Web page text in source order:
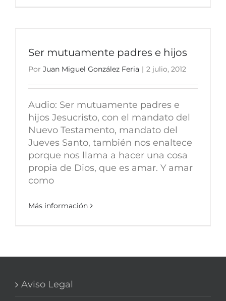
Ser mutuamente padres e hijos
Por Juan Miguel González Feria | 2 julio, 2012
Audio: Ser mutuamente padres e
hijos Jesucristo, con el mandato del
Nuevo Testamento, mandato del
Jueves Santo, también nos enaltece
porque nos llama a hacer una cosa
propia de Dios, que es amar. Y amar
como
Más información
Aviso Legal